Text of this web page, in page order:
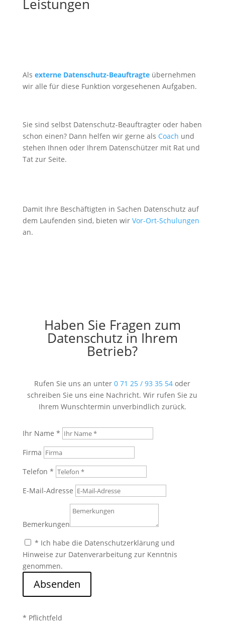
Leistungen
Als externe Datenschutz-Beauftragteübernehmen
wir alle für diese Funktion vorgesehenen Aufgaben.
Sie sind selbst Datenschutz-Beauftragter oder haben
schon einen? Dann helfen wir gerne als Coach und
stehen Ihnen oder Ihrem Datenschützer mit Rat und
Tat zur Seite.
Damit Ihre Beschäftigten in Sachen Datenschutz auf
dem Laufenden sind, bieten wir Vor-Ort-Schulungen
an.
Haben Sie Fragen zum
Datenschutz in Ihrem
Betrieb?
Rufen Sie uns an unter0 71 25 / 93 35 54 oder
schreiben Sie uns eine Nachricht. Wir rufen Sie zu
Ihrem Wunschtermin unverbindlich zurück.
Ihr Name *
Firma
Telefon *
E-Mail-Adresse
Bemerkungen
* Ich habe die Datenschutzerklärung und
Hinweise zur Datenverarbeitung zur Kenntnis
genommen.
Absenden
* Pflichtfeld